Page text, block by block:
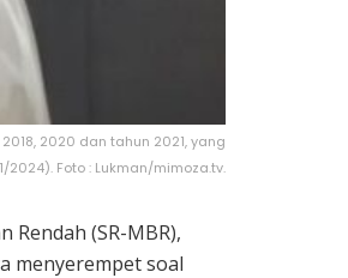
2020 dan tahun 2021, yang
2024). Foto : Lukman/mimoza.tv.
(SR-MBR),
menyerempet soal